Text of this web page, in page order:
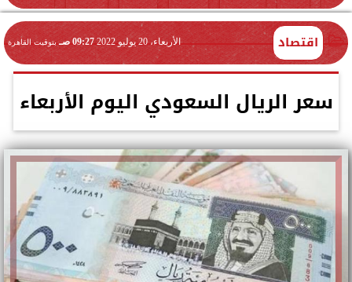
اقتصاد الأربعاء، 20 يوليو 2022 09:27 صـ بتوقيت القاهرة
سعر الريال السعودي اليوم الأربعاء